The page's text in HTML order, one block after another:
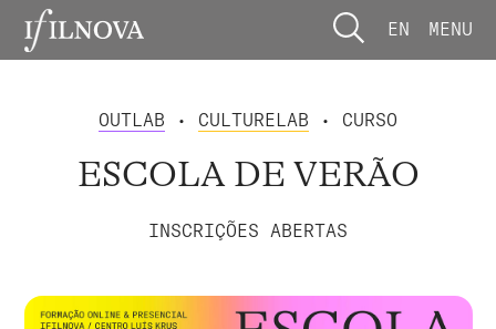
EN MENU
OUTLAB • CULTURELAB • CURSO
ESCOLA DE VERÃO
INSCRIÇÕES ABERTAS